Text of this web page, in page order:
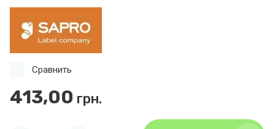
413,00 грн.
Сравнить